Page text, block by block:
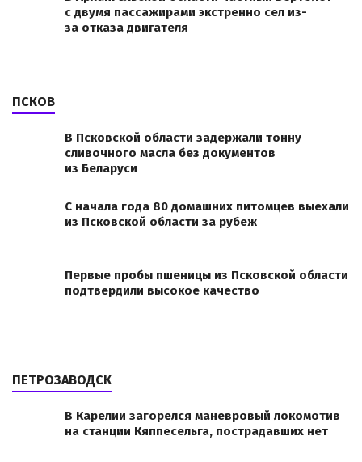
с двумя пассажирами экстренно сел из-
за отказа двигателя
ПСКОВ
В Псковской области задержали тонну
сливочного масла без документов
из Беларуси
С начала года 80 домашних питомцев выехали
из Псковской области за рубеж
Первые пробы пшеницы из Псковской области
подтвердили высокое качество
ПЕТРОЗАВОДСК
В Карелии загорелся маневровый локомотив
на станции Кяппесельга, пострадавших нет